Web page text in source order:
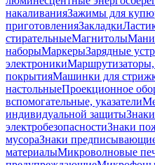
накаливанияЗажимы для
приготовленияЗакладки
стирательныеМагнитолы
наборыМаркерыЗарядные
электроники
покрытияМашинки для
настольныеПроекционное
вспомогательные, указатели
индивидуальной защиты
электробезопасностиЗнаки
мусораЗнаки
материалыМикроволновые